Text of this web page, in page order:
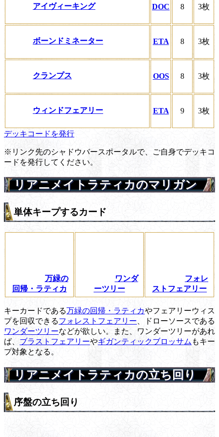
アイヴィーキング DOC 8 3枚
ボーンドミネーター ETA 8 3枚
クランプス OOS 8 3枚
ウィンドフェアリー ETA 9 3枚
デッキコードを発行
※リンク先のシャドウバースポータルで、ご自身でデッキコ
ードを発行してください。
リアニメイトラティカのマリガン
単体キープするカード
万緑の
回帰・ラティカ
ワンダ
ーツリー
フォレ
ストフェアリー
キーカードである万緑の回帰・ラティカやフェアリーウィス
プを回収できるフォレストフェアリー、ドローソースである
ワンダーツリーなどが欲しい。また、ワンダーツリーがあれ
ば、 ブラストフェアリーやギガンティックブロッサム もキー
プ対象となる。
リアニメイトラティカの立ち回り
序盤の立ち回り